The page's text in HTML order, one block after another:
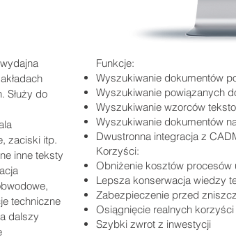
Służy do
zaciski itp.
inne teksty
techniczne
dalszy
Funkcje:
Wyszukiwanie dokumentów
Wyszukiwanie powiązanych
Wyszukiwanie wzorców
Wyszukiwanie dokumentów
Dwustronna integracja z
​Korzyści:
Obniżenie kosztów procesów
Lepsza konserwacja wiedzy
Zabezpieczenie przed
Osiągnięcie realnych
Szybki zwrot z inwestycji